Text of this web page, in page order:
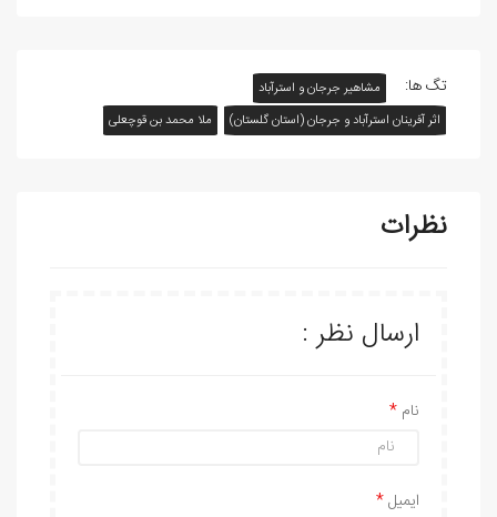
تگ ها:
مشاهیر جرجان و استرآباد
اثر آفرينان استرآباد و جرجان (استان گلستان)
ملا محمد بن قوچعلی
نظرات
ارسال نظر :
نام
ایمیل